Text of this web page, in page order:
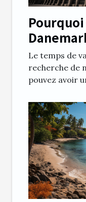
Le temps de
recherche de
pouvez avoir